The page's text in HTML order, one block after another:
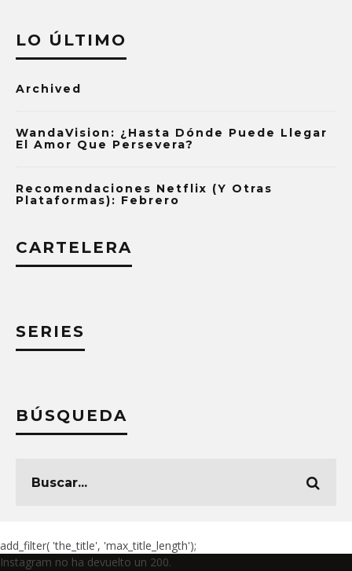
LO ÚLTIMO
Archived
WandaVision: ¿Hasta Dónde Puede Llegar
El Amor Que Persevera?
Recomendaciones Netflix (y Otras
Plataformas): Febrero
CARTELERA
SERIES
BÚSQUEDA
add_filter( 'the_title', 'max_title_length');
Instagram no ha devuelto un 200.